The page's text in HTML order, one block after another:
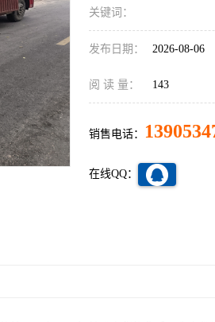
关键词：
发布日期： 2026-08-06
阅 读 量： 143
销售电话：
在线QQ：